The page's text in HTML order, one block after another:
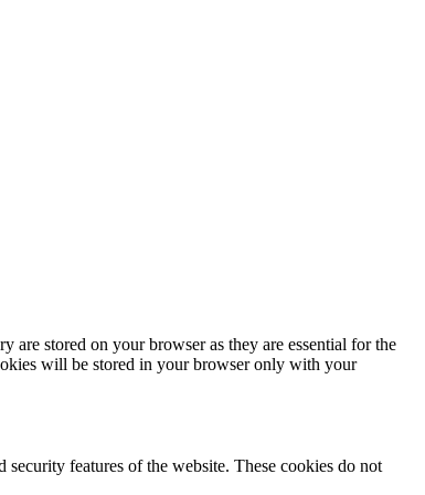
are stored on your browser as they are essential for the
will be stored in your browser only with your
features of the website. These cookies do not